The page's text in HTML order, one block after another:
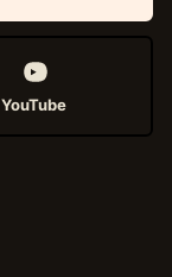
YouTube